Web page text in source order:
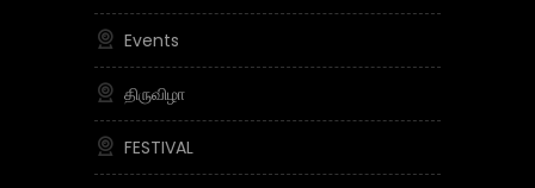
Events
திருவிழா
FESTIVAL